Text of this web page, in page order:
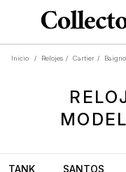
Inicio / Relojes / Cartier /
TANK SANTOS